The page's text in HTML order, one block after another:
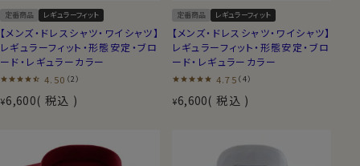
定番商品 レギュラーフィット
【メンズ・ドレスシャツ・ワイシャツ】
レギュラーフィット・形態安定・ブロ
ード・レギュラーカラー
4.50 （2）
¥6,600 税込
定番商品 レギュラーフィット
【メンズ・ドレスシャツ・ワイシャツ】
レギュラーフィット・形態安定・ブロ
ード・レギュラーカラー
4.75 （4）
¥6,600 税込